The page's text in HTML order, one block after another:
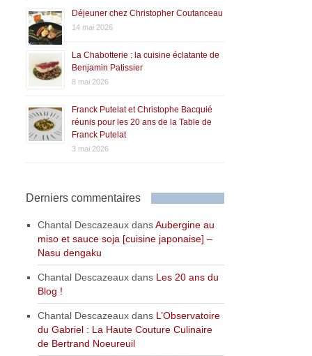
Déjeuner chez Christopher Coutanceau
14 mai 2026
La Chabotterie : la cuisine éclatante de
Benjamin Patissier
8 mai 2026
Franck Putelat et Christophe Bacquié
réunis pour les 20 ans de la Table de
Franck Putelat
3 mai 2026
Derniers commentaires
Chantal Descazeaux dansAubergine au
miso et sauce soja [cuisine japonaise] –
Nasu dengaku
Chantal Descazeaux dans Les 20 ans du
Blog !
Chantal Descazeaux dans L’Observatoire
du Gabriel : La Haute Couture Culinaire
de Bertrand Noeureuil